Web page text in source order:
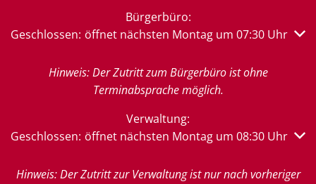
Bürgerbüro:
Klicken, um weitere Öffnungs- oder Schließzeiten
Geschlossen: öffnet nächsten Montag um 07:30 Uhr
Hinweis: Der Zutritt zum Bürgerbüro ist ohne
Terminabsprache möglich.
Verwaltung:
Klicken, um weitere Öffnungs- oder Schließzeiten
Geschlossen: öffnet nächsten Montag um 08:30 Uhr
Hinweis: Der Zutritt zur Verwaltung ist nur nach vorheriger